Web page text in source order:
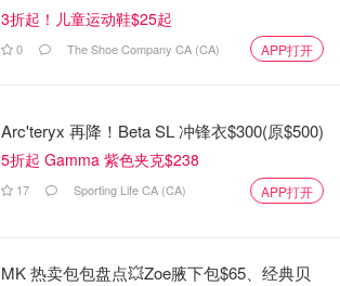
报名流程、学习网站大全和大学录取
标准都读懂，7分不是梦！
2.1w
3折起！儿童运动鞋$25起
0 The Shoe Company CA (CA) APP打开
Arc'teryx 再降！Beta SL 冲锋衣$300(原$500)
5折起 Gamma 紫色夹克$238
17 Sporting Life CA (CA) APP打开
MK 热卖包包盘点💥Zoe腋下包$65、经典贝